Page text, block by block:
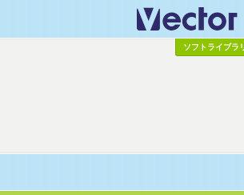
ソフトライブラ